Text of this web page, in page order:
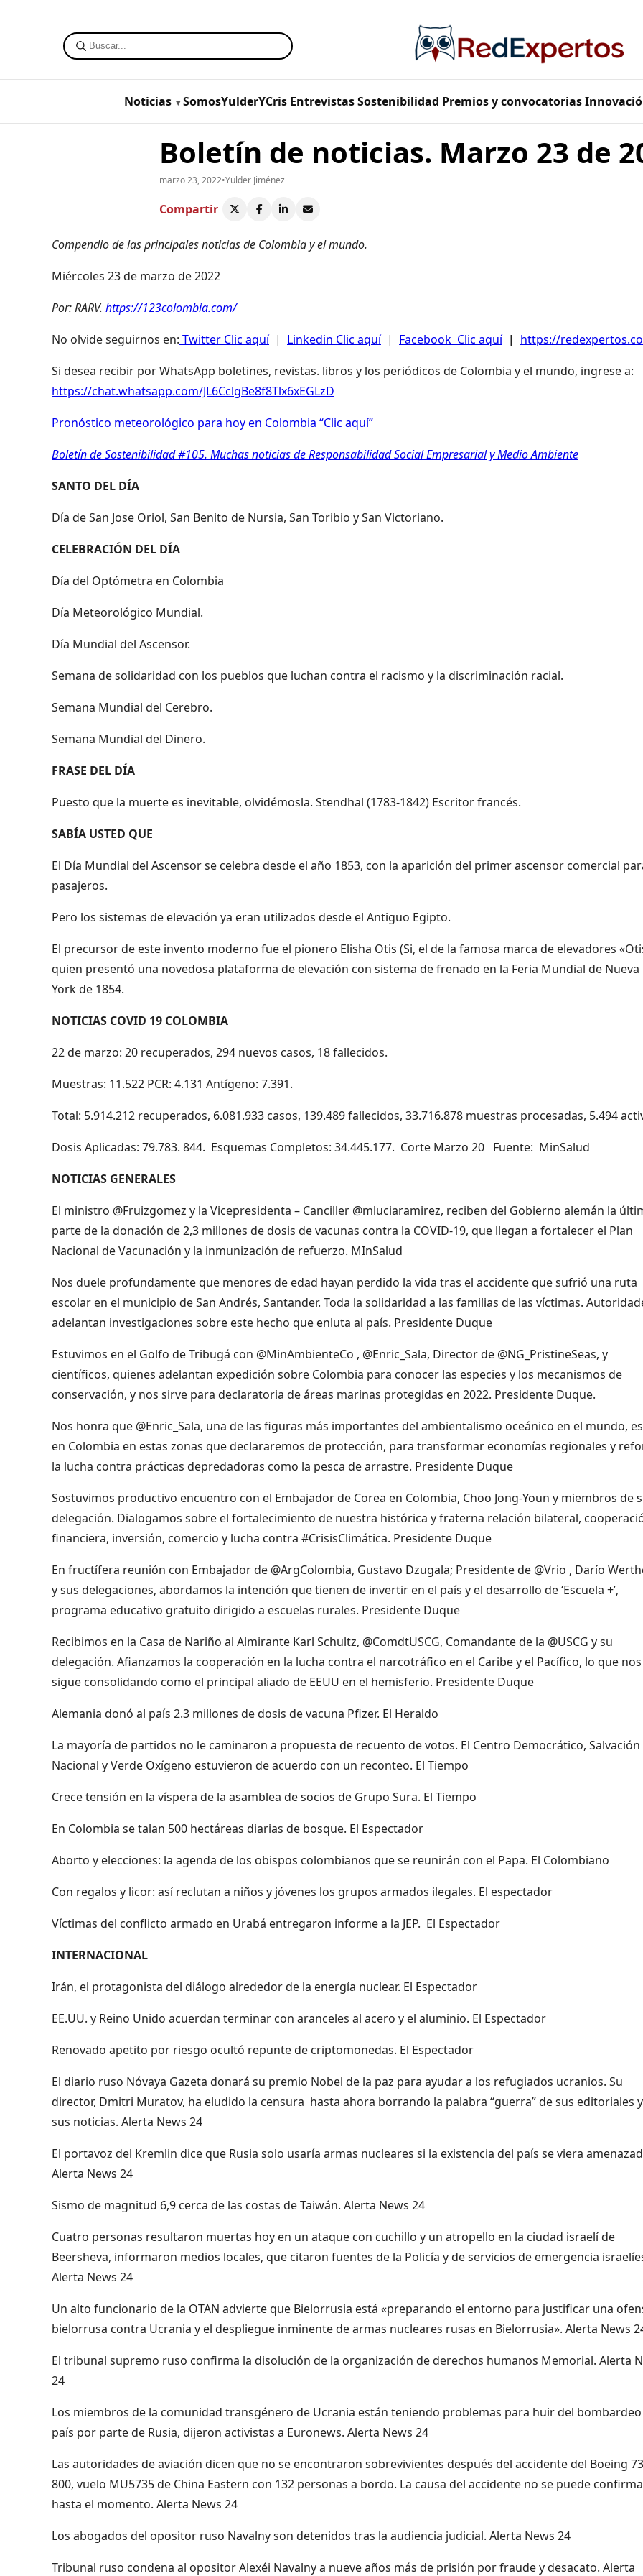
Noticias SomosYulderYCris Entrevistas Sostenibilidad Premios y convocatorias
Boletín de noticias. Marzo 23 de
marzo 23, 2022•Yulder Jiménez
Compartir
Compendio de las principales noticias de Colombia y el mundo.
Miércoles 23 de marzo de 2022
Por: RARV. https://123colombia.com/
No olvide seguirnos en: Twitter Clic aquí| Linkedin Clic aquí| Facebook Clic aquí| https://
Si desea recibir por WhatsApp boletines, revistas. libros y los periódicos de Colombia y el mundo, ingrese a:
https://chat.whatsapp.com/JL6CclgBe8f8Tlx6xEGLzD
Pronóstico meteorológico para hoy en Colombia “Clic aquí”
Boletín de Sostenibilidad #105. Muchas noticias de Responsabilidad Social Empresarial y Medio Ambiente
SANTO DEL DÍA
Día de San Jose Oriol, San Benito de Nursia, San Toribio y San Victoriano.
CELEBRACIÓN DEL DÍA
Día del Optómetra en Colombia
Día Meteorológico Mundial.
Día Mundial del Ascensor.
Semana de solidaridad con los pueblos que luchan contra el racismo y la discriminación racial.
Semana Mundial del Cerebro.
Semana Mundial del Dinero.
FRASE DEL DÍA
Puesto que la muerte es inevitable, olvidémosla. Stendhal (1783-1842) Escritor francés.
SABÍA USTED QUE
El Día Mundial del Ascensor se celebra desde el año 1853, con la aparición del primer ascensor comercial
pasajeros.
Pero los sistemas de elevación ya eran utilizados desde el Antiguo Egipto.
El precursor de este invento moderno fue el pionero Elisha Otis (Si, el de la famosa marca de elevadores
quien presentó una novedosa plataforma de elevación con sistema de frenado en la Feria Mundial de Nueva
York de 1854.
NOTICIAS COVID 19 COLOMBIA
22 de marzo: 20 recuperados, 294 nuevos casos, 18 fallecidos.
Muestras: 11.522 PCR: 4.131 Antígeno: 7.391.
Total: 5.914.212 recuperados, 6.081.933 casos, 139.489 fallecidos, 33.716.878 muestras procesadas, 5.494
Dosis Aplicadas: 79.783. 844. Esquemas Completos: 34.445.177. Corte Marzo 20 Fuente: MinSalud
NOTICIAS GENERALES
El ministro @Fruizgomez y la Vicepresidenta – Canciller @mluciaramirez, reciben del Gobierno alemán la
parte de la donación de 2,3 millones de dosis de vacunas contra la COVID-19, que llegan a fortalecer el Plan
Nacional de Vacunación y la inmunización de refuerzo. MInSalud
Nos duele profundamente que menores de edad hayan perdido la vida tras el accidente que sufrió una ruta
escolar en el municipio de San Andrés, Santander. Toda la solidaridad a las familias de las víctimas.
adelantan investigaciones sobre este hecho que enluta al país. Presidente Duque
Estuvimos en el Golfo de Tribugá con @MinAmbienteCo , @Enric_Sala, Director de @NG_PristineSeas, y
científicos, quienes adelantan expedición sobre Colombia para conocer las especies y los mecanismos de
conservación, y nos sirve para declaratoria de áreas marinas protegidas en 2022. Presidente Duque.
Nos honra que @Enric_Sala, una de las figuras más importantes del ambientalismo oceánico en el mundo,
en Colombia en estas zonas que declararemos de protección, para transformar economías regionales y
la lucha contra prácticas depredadoras como la pesca de arrastre. Presidente Duque
Sostuvimos productivo encuentro con el Embajador de Corea en Colombia, Choo Jong-Youn y miembros de
delegación. Dialogamos sobre el fortalecimiento de nuestra histórica y fraterna relación bilateral,
financiera, inversión, comercio y lucha contra #CrisisClimática. Presidente Duque
En fructífera reunión con Embajador de @ArgColombia, Gustavo Dzugala; Presidente de @Vrio , Darío
y sus delegaciones, abordamos la intención que tienen de invertir en el país y el desarrollo de ‘Escuela +’,
programa educativo gratuito dirigido a escuelas rurales. Presidente Duque
Recibimos en la Casa de Nariño al Almirante Karl Schultz, @ComdtUSCG, Comandante de la @USCG y su
delegación. Afianzamos la cooperación en la lucha contra el narcotráfico en el Caribe y el Pacífico, lo que nos
sigue consolidando como el principal aliado de EEUU en el hemisferio. Presidente Duque
Alemania donó al país 2.3 millones de dosis de vacuna Pfizer. El Heraldo
La mayoría de partidos no le caminaron a propuesta de recuento de votos. El Centro Democrático, Salvación
Nacional y Verde Oxígeno estuvieron de acuerdo con un reconteo. El Tiempo
Crece tensión en la víspera de la asamblea de socios de Grupo Sura. El Tiempo
En Colombia se talan 500 hectáreas diarias de bosque. El Espectador
Aborto y elecciones: la agenda de los obispos colombianos que se reunirán con el Papa. El Colombiano
Con regalos y licor: así reclutan a niños y jóvenes los grupos armados ilegales. El espectador
Víctimas del conflicto armado en Urabá entregaron informe a la JEP. El Espectador
INTERNACIONAL
Irán, el protagonista del diálogo alrededor de la energía nuclear. El Espectador
EE.UU. y Reino Unido acuerdan terminar con aranceles al acero y el aluminio. El Espectador
Renovado apetito por riesgo ocultó repunte de criptomonedas. El Espectador
El diario ruso Nóvaya Gazeta donará su premio Nobel de la paz para ayudar a los refugiados ucranios. Su
director, Dmitri Muratov, ha eludido la censura hasta ahora borrando la palabra “guerra” de sus editoriales
sus noticias. Alerta News 24
El portavoz del Kremlin dice que Rusia solo usaría armas nucleares si la existencia del país se viera
Alerta News 24
Sismo de magnitud 6,9 cerca de las costas de Taiwán. Alerta News 24
Cuatro personas resultaron muertas hoy en un ataque con cuchillo y un atropello en la ciudad israelí de
Beersheva, informaron medios locales, que citaron fuentes de la Policía y de servicios de emergencia
Alerta News 24
Un alto funcionario de la OTAN advierte que Bielorrusia está «preparando el entorno para justificar una
bielorrusa contra Ucrania y el despliegue inminente de armas nucleares rusas en Bielorrusia». Alerta News
El tribunal supremo ruso confirma la disolución de la organización de derechos humanos Memorial. Alerta
24
Los miembros de la comunidad transgénero de Ucrania están teniendo problemas para huir del
país por parte de Rusia, dijeron activistas a Euronews. Alerta News 24
Las autoridades de aviación dicen que no se encontraron sobrevivientes después del accidente del Boeing
800, vuelo MU5735 de China Eastern con 132 personas a bordo. La causa del accidente no se puede
hasta el momento. Alerta News 24
Los abogados del opositor ruso Navalny son detenidos tras la audiencia judicial. Alerta News 24
Tribunal ruso condena al opositor Alexéi Navalny a nueve años más de prisión por fraude y desacato. Alerta